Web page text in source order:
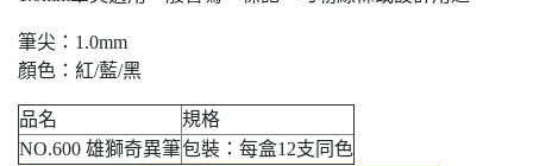
筆尖：1.0mm
顏色：紅/藍/黑
品名
規格
NO.600 雄獅奇異筆包裝：每盒12支同色